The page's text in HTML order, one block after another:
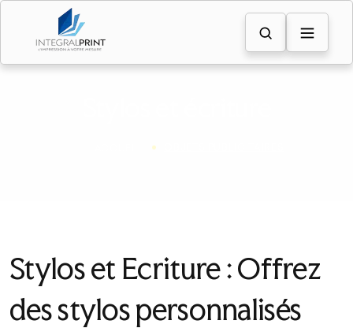
Stylos et Ecriture : Offrez
des stylos personnalisés